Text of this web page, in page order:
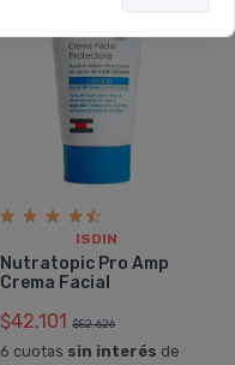
ISDIN
Nutratopic Pro Amp
Crema Facial
$42.101 $52.626
6 cuotas sin interés de